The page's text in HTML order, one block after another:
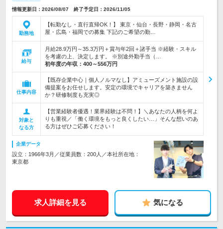
情報更新日：2026/08/07 終了予定日：2026/11/05
勤務地
【転勤なし・直行直帰OK！】 東京・仙台・長野・静岡・名古
屋・広島・福岡での募集 下記のご希望の勤…
給与
月給28.9万円～35.3万円＋賞与年2回＋諸手当 ※経験・スキル
を考慮の上、決定します。 ※別途外勤手当（…
初年度の年収： 400～556万円
仕事内容
【既存企業中心｜個人ノルマなし】アミューズメント施設の設
備提案をお任せします。安定の環境でキャリアを築きません
か？研修制度も充実◎
対象と
なる方
【営業経験者優遇！業界経験は不問！】＼あなたの人柄を何よ
りも重視／「働く環境をもっと良くしたい…」そんな想いのあ
る方はぜひご応募ください！
企業データ
設立：1966年3月／従業員数：200人／本社所在地：
東京都
求人詳細を見る 気になる